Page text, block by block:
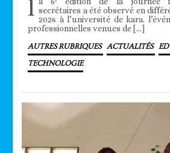
l secrétaires a été observé en
2026 à l’université de kara.
professionnelles venues de […]
AUTRES RUBRIQUES ACTUALITÉS
TECHNOLOGIE